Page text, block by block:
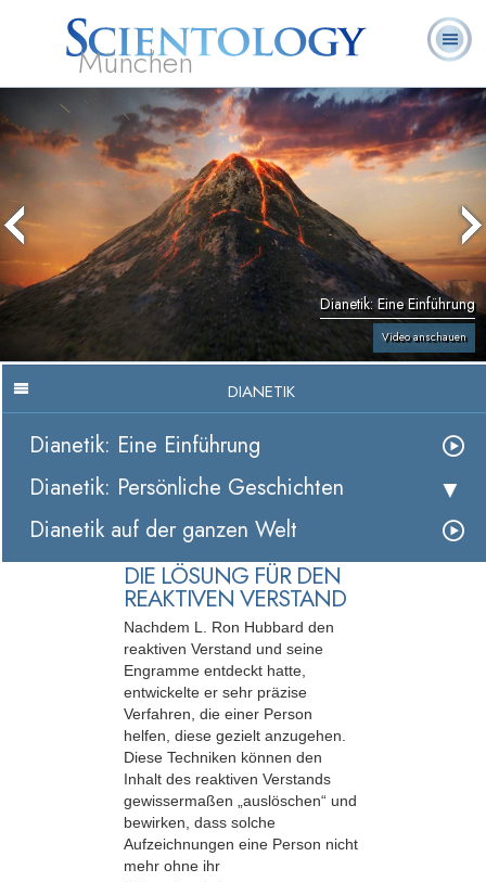
München
Hubbard
Scientology?
Ehrenamtliche
Geistliche
Häufig gestellte
Fragen
Bücher
Dianetik: Eine Einführung
Video anschauen
DIANETIK
Dianetik: Eine Einführung
Dianetik: Persönliche Geschichten
Dianetik auf der ganzen Welt
DIE LÖSUNG FÜR DEN
REAKTIVEN VERSTAND
Nachdem L. Ron Hubbard den
reaktiven Verstand und seine
Engramme entdeckt hatte,
entwickelte er sehr präzise
Verfahren, die einer Person
helfen, diese gezielt anzugehen.
Diese Techniken können den
Inhalt des reaktiven Verstands
gewissermaßen „auslöschen“ und
bewirken, dass solche
Aufzeichnungen eine Person nicht
mehr ohne ihr